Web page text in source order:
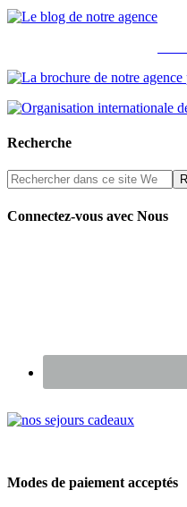
Recherche
Connectez-vous avec Nous
Modes de paiement acceptés